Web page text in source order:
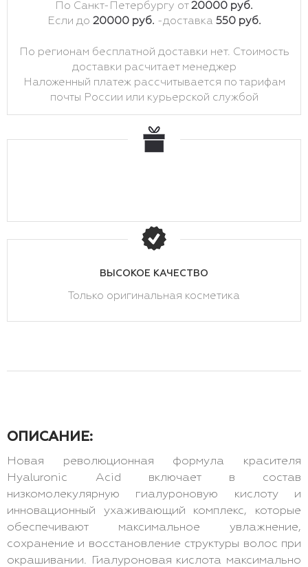
По Санкт-Петербургу от20000 руб.
Если до 20000 руб. -доставка 550 руб.
По регионам бесплатной доставки нет. Стоимость
доставки расчитает менеджер
Наложенный платеж рассчитывается по тарифам
почты России или курьерской службой
ВЫСОКОЕ КАЧЕСТВО
Только оригинальная косметика
ОПИСАНИЕ:
Новая революционная формула красителя
Hyaluronic Acid включает в состав
низкомолекулярную гиалуроновую кислоту и
инновационный ухаживающий комплекс, которые
обеспечивают максимальное увлажнение,
сохранение и восстановление структуры волос при
окрашивании. Гиалуроновая кислота максимально